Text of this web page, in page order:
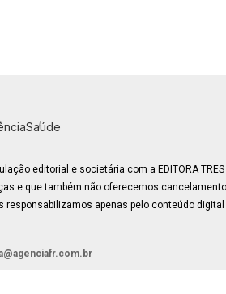
Saúde
editorial e societária com a EDITORA TRES
e que também não oferecemos
apenas pelo conteúdo